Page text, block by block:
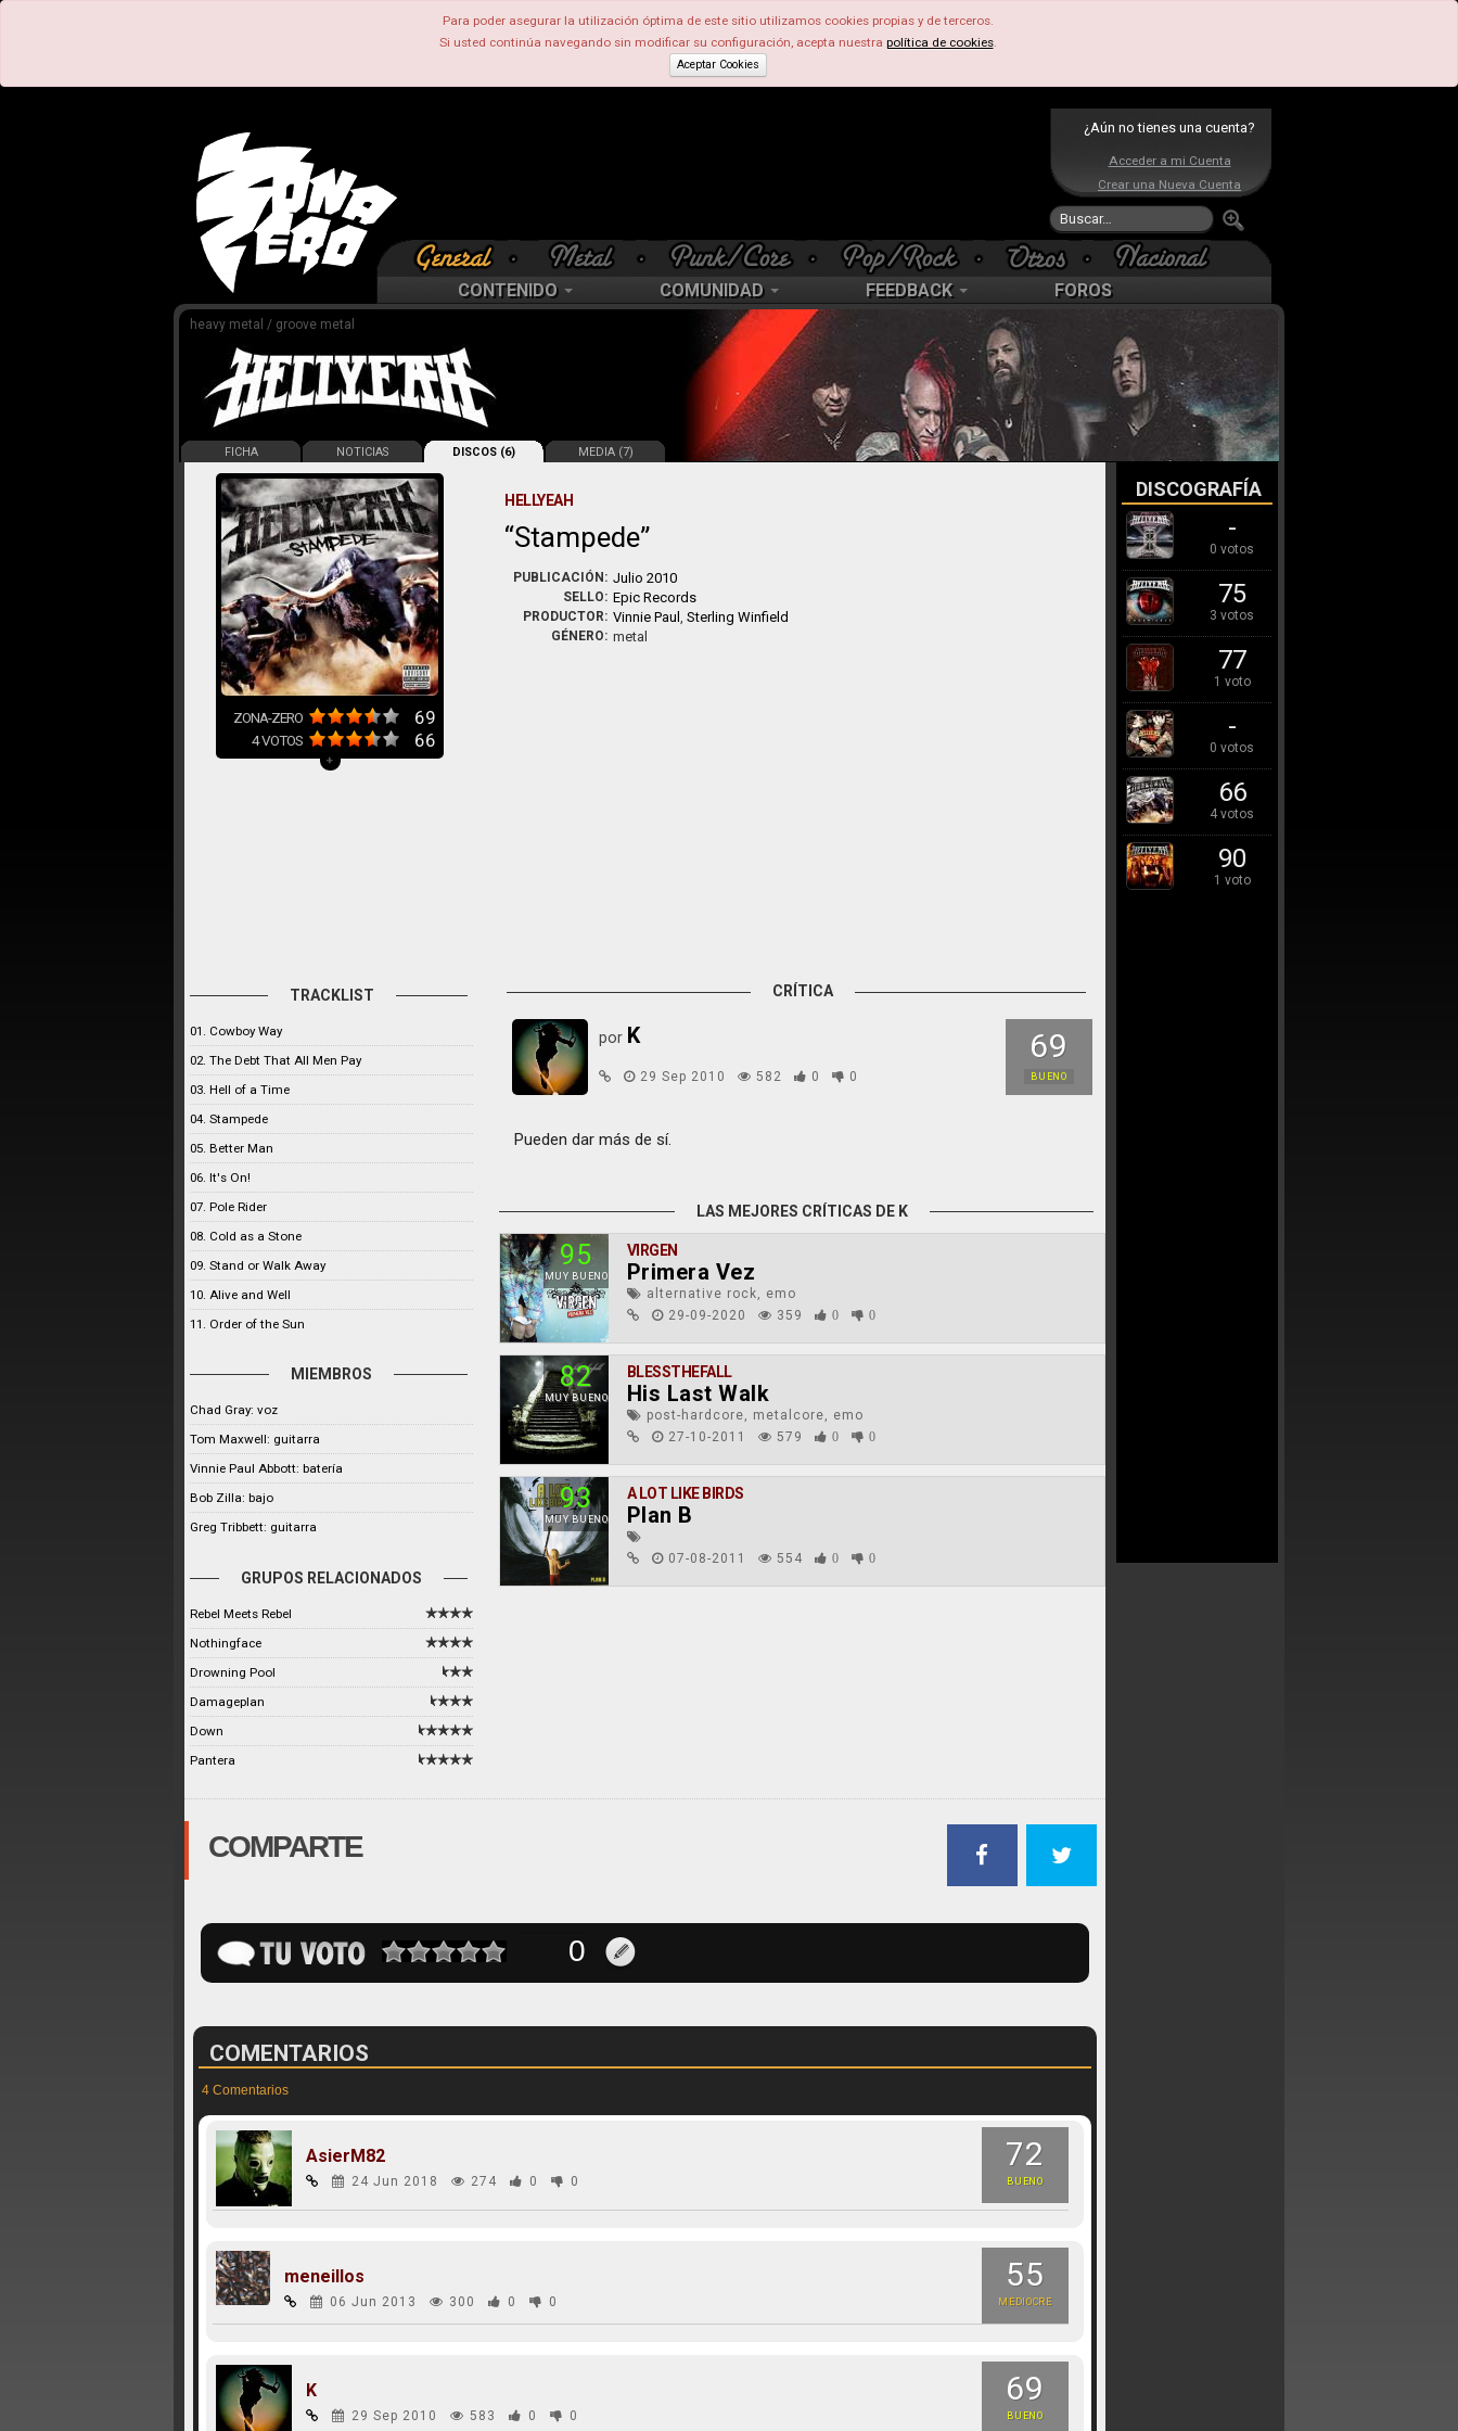
Para poder asegurar la utilización óptima de este sitio utilizamos cookies propias y de terceros.
Si usted continúa navegando sin modificar su configuración, acepta nuestra política de cookies.
Aceptar Cookies
¿Aún no tienes una cuenta?
Acceder a mi Cuenta
Crear una Nueva Cuenta
CONTENIDO COMUNIDAD FEEDBACK FOROS
heavy metal / groove metal
FICHA NOTICIAS DISCOS (6) MEDIA (7)
ZONA-ZERO 69
4VOTOS 66
+
HELLYEAH
Stampede
PUBLICACIÓN: Julio 2010
SELLO: Epic Records
PRODUCTOR: Vinnie Paul,Sterling Winfield
GÉNERO: metal
TRACKLIST
01. Cowboy Way
02. The Debt That All Men Pay
03. Hell of a Time
04. Stampede
05. Better Man
06. It's On!
07. Pole Rider
08. Cold as a Stone
09. Stand or Walk Away
10. Alive and Well
11. Order of the Sun
MIEMBROS
Chad Gray: voz
Tom Maxwell: guitarra
Vinnie Paul Abbott: batería
Bob Zilla: bajo
Greg Tribbett: guitarra
GRUPOS RELACIONADOS
Rebel Meets Rebel
Nothingface
Drowning Pool
Damageplan
Down
Pantera
CRÍTICA
69
BUENO
por K
29 Sep 2010 582 0 0
Pueden dar más de sí.
LAS MEJORES CRÍTICAS DE K
95
MUY BUENO
VIRGEN
Primera Vez
alternative rock, emo
29-09-2020
359 0 0
82
MUY BUENO
BLESSTHEFALL
His Last Walk
post-hardcore, metalcore, emo
27-10-2011
579 0 0
93
MUY BUENO
A LOT LIKE BIRDS
Plan B
07-08-2011 554 0 0
COMPARTE
COMENTARIOS
4 Comentarios
72
BUENO
AsierM82
24 Jun 2018 274 0 0
55
MEDIOCRE
meneillos
06 Jun 2013 300 0 0
69
BUENO
K
29 Sep 2010 583 0 0
DISCOGRAFÍA
-
0 votos
75
3 votos
77
1 voto
-
0 votos
66
4 votos
90
1 voto